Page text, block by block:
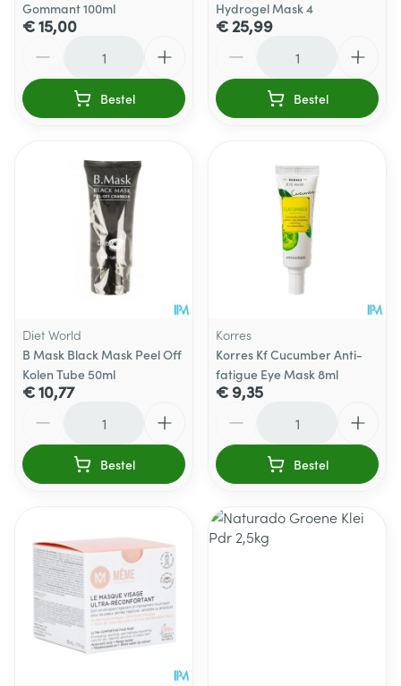
Gommant 100ml
€ 15,00
Bestel
Hydrogel Mask 4
€ 25,99
Bestel
Diet World
B Mask Black Mask Peel Off
Kolen Tube 50ml
€ 10,77
Bestel
Korres
Korres Kf Cucumber Anti-
fatigue Eye Mask 8ml
€ 9,35
Bestel